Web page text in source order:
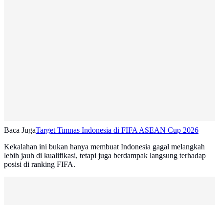
Baca JugaTarget Timnas Indonesia di FIFA ASEAN Cup 2026
Kekalahan ini bukan hanya membuat Indonesia gagal melangkah
lebih jauh di kualifikasi, tetapi juga berdampak langsung terhadap
posisi di ranking FIFA.